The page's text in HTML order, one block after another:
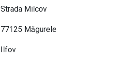
Strada Milcov
77125 Măgurele
Ilfov